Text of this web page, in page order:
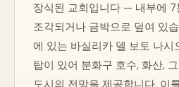
장식된 교회입니다 — 내부에 7
조각되거나 금박으로 덮여 있습
에 있는 바실리카 델 보토 나시
탑이 있어 분화구 호수, 화산,
도시의 전망을 제공합니다. 이